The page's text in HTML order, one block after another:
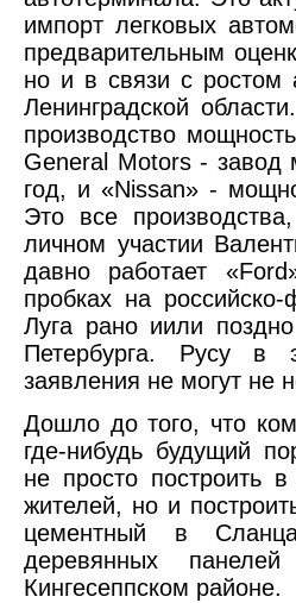
импорт легковых
предварительным
но и в связи с ростом
Ленинградской
производство
General Motors -
год, и «Nissan» -
Это все
личном участии
давно работает
пробках на
Луга рано иили
Петербурга. Русу в
заявления не могут не
Дошло до того, что
где-нибудь будущий
не просто построить
жителей, но и
цементный в
деревянных
Кингесеппском районе.